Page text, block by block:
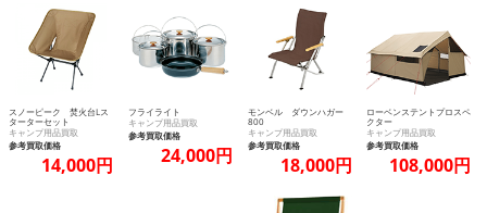
スノーピーク 焚火台Lス
ターターセット
キャンプ用品買取
参考買取価格
14,000円
フライライト
キャンプ用品買取
参考買取価格
24,000円
モンベル ダウンハガー
800
キャンプ用品買取
参考買取価格
18,000円
ローベンステントプロスペ
クター
キャンプ用品買取
参考買取価格
108,000円